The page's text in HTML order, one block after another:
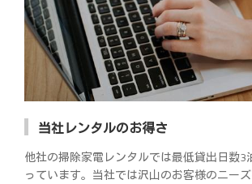
当社レンタルのお得さ
他社の掃除家電レンタルでは最低貸出日数3
っています。当社では沢山のお客様のニー